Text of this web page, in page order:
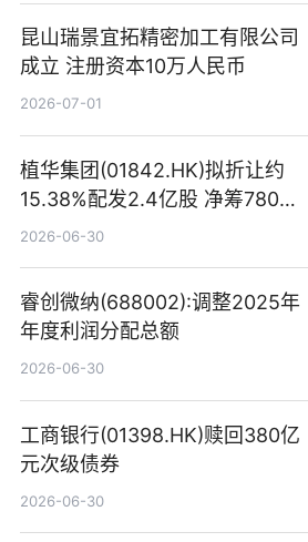
昆山瑞景宜拓精密加工有限公司
成立 注册资本10万人民币
2026-07-01
植华集团(01842.HK)拟折让约
15.38%配发2.4亿股 净筹780万
港元
2026-06-30
睿创微纳(688002):调整2025年
年度利润分配总额
2026-06-30
工商银行(01398.HK)赎回380亿
元次级债券
2026-06-30